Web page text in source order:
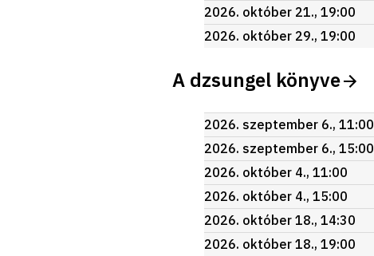
2026. október 21., 19:00
2026. október 29., 19:00
A dzsungel könyve
2026. szeptember 6., 11:00
2026. szeptember 6., 15:00
2026. október 4., 11:00
2026. október 4., 15:00
2026. október 18., 14:30
2026. október 18., 19:00